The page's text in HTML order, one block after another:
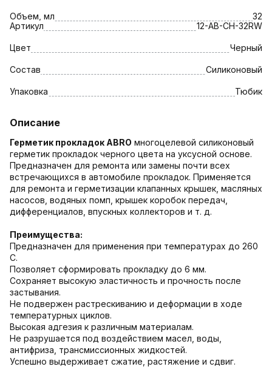
Объем, мл
32
Артикул
12-AB-CH-32RW
Цвет Черный
Состав Силиконовый
Упаковка Тюбик
Описание
Герметик прокладок ABRO многоцелевой силиконовый
герметик прокладок черного цвета на уксусной основе.
Предназначен для ремонта или замены почти всех
встречающихся в автомобиле прокладок. Применяется
для ремонта и герметизации клапанных крышек, масляных
насосов, водяных помп, крышек коробок передач,
дифференциалов, впускных коллекторов и т. д.
Преимущества:
Предназначен для применения при температурах до 260
C.
Позволяет сформировать прокладку до 6 мм.
Сохраняет высокую эластичность и прочность после
застывания.
Не подвержен растрескиванию и деформации в ходе
температурных циклов.
Высокая адгезия к различным материалам.
Не разрушается под воздействием масел, воды,
антифриза, трансмиссионных жидкостей.
Успешно выдерживает сжатие, растяжение и сдвиг.